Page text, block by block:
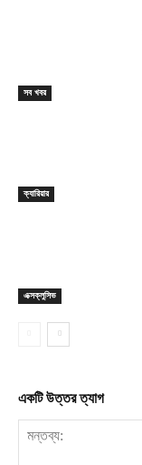
সব খবর
ক্যারিয়ার
এক্সক্লুসিভ
একটি উত্তর ত্যাগ